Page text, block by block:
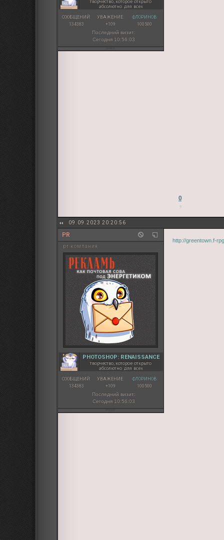
творчество, которое открыто
абсолютно для всех
СООБЩЕНИЙ:
134383
УВАЖЕНИЕ:
+109
ФЛОРИНОВ:
100500
Последний визит:
Сегодня 10:56:03
0
09.09.2023 20:20:56
PR
pr компания
PHOTOSHOP: RENAISSANCE
творчество, которое открыто
абсолютно для всех
СООБЩЕНИЙ:
134383
УВАЖЕНИЕ:
+109
ФЛОРИНОВ:
100500
Последний визит:
Сегодня 10:56:03
http://greentown.f-